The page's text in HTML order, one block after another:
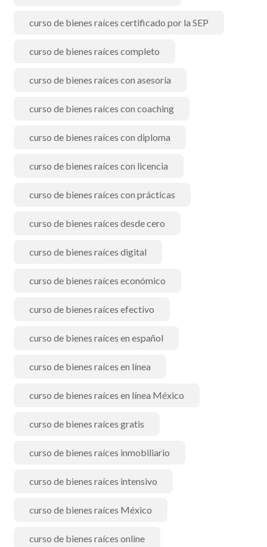
curso de bienes raíces certificado por la SEP
curso de bienes raíces completo
curso de bienes raíces con asesoría
curso de bienes raíces con coaching
curso de bienes raíces con diploma
curso de bienes raíces con licencia
curso de bienes raíces con prácticas
curso de bienes raíces desde cero
curso de bienes raíces digital
curso de bienes raíces económico
curso de bienes raíces efectivo
curso de bienes raíces en español
curso de bienes raíces en línea
curso de bienes raíces en línea México
curso de bienes raíces gratis
curso de bienes raíces inmobiliario
curso de bienes raíces intensivo
curso de bienes raíces México
curso de bienes raíces online